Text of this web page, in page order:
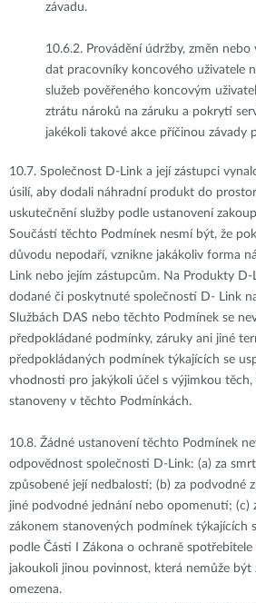
závadu.
10.6.2. Provádění údržby, změn nebo
dat pracovníky koncového uživatele
služeb pověřeného koncovým
ztrátu nároků na záruku a pokrytí
jakékoli takové akce příčinou závady
10.7. Společnost D-Link a její zástupci
úsilí, aby dodali náhradní produkt do
uskutečnění služby podle ustanovení
Součástí těchto Podmínek nesmí být, že
důvodu nepodaří, vznikne jakákoliv forma
Link nebo jejím zástupcům. Na Produkty
dodané či poskytnuté společností D- Link
Službách DAS nebo těchto Podmínek se
předpokládané podmínky, záruky ani jiné
předpokládaných podmínek týkajících se
vhodnosti pro jakýkoli účel s výjimkou těch,
stanoveny v těchto Podmínkách.
10.8. Žádné ustanovení těchto Podmínek
odpovědnost společnosti D-Link: (a) za
způsobené její nedbalostí; (b) za podvodné
jiné podvodné jednání nebo opomenutí; (c)
zákonem stanovených podmínek týkajících
podle Části I Zákona o ochraně
jakoukoli jinou povinnost, která nemůže být
omezena.